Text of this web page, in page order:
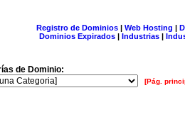
Registro de Dominios| Web Hosting |
Dominios Expirados | Industrias |
de Dominio:
[Pág.